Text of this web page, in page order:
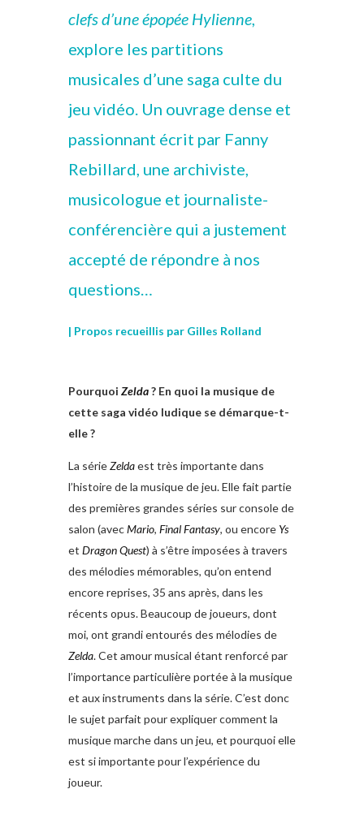
clefs d’une épopée Hylienne,
explore les partitions
musicales d’une saga culte du
jeu vidéo. Un ouvrage dense et
passionnant écrit par Fanny
Rebillard, une archiviste,
musicologue et journaliste-
conférencière qui a justement
accepté de répondre à nos
questions…
| Propos recueillis par Gilles Rolland
Pourquoi Zelda? En quoi la musique de
cette saga vidéo ludique se démarque-t-
elle ?
La sérieZeldaest très importante dans
l’histoire de la musique de jeu. Elle fait partie
des premières grandes séries sur console de
salon (avecMario, Final Fantasy, ou encore Ys
et Dragon Quest) à s’être imposées à travers
des mélodies mémorables, qu’on entend
encore reprises, 35 ans après, dans les
récents opus. Beaucoup de joueurs, dont
moi, ont grandi entourés des mélodies de
Zelda. Cet amour musical étant renforcé par
l’importance particulière portée à la musique
et aux instruments dans la série. C’est donc
le sujet parfait pour expliquer comment la
musique marche dans un jeu, et pourquoi elle
est si importante pour l’expérience du
joueur.